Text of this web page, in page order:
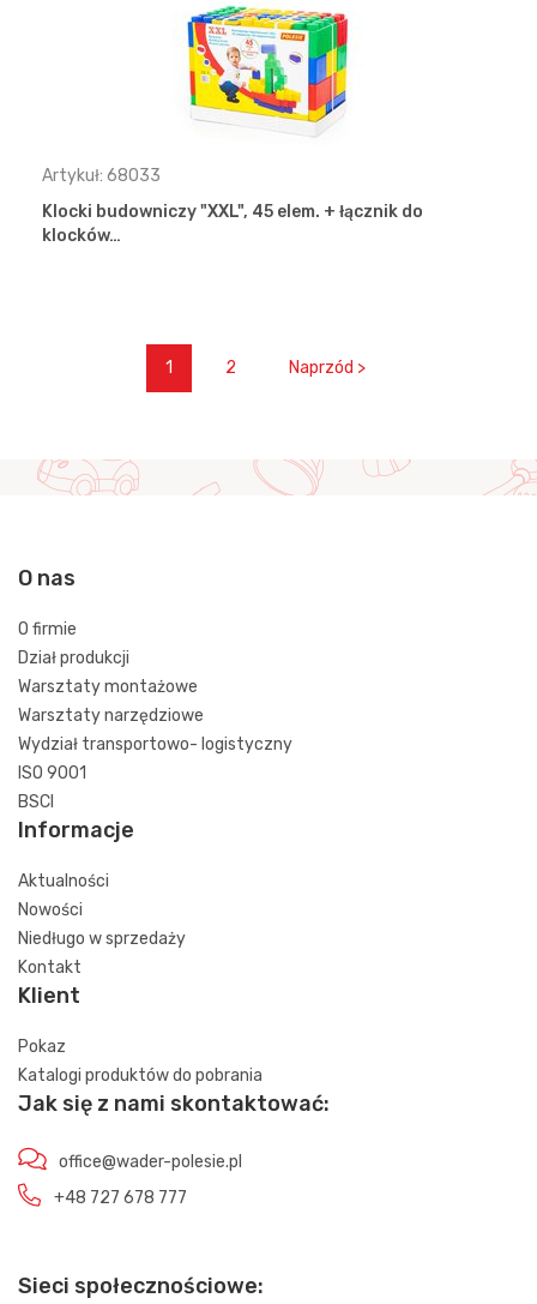
Artykuł: 68033
Klocki budowniczy "XXL", 45 elem. + łącznik do
klocków…
1 2 Naprzód >
O nas
O firmie
Dział produkcji
Warsztaty montażowe
Warsztaty narzędziowe
Wydział transportowo- logistyczny
ISO 9001
BSCI
Informacje
Aktualności
Nowości
Niedługo w sprzedaży
Kontakt
Klient
Pokaz
Katalogi produktów do pobrania
Jak się z nami skontaktować:
office@wader-polesie.pl
+48 727 678 777
Sieci społecznościowe: